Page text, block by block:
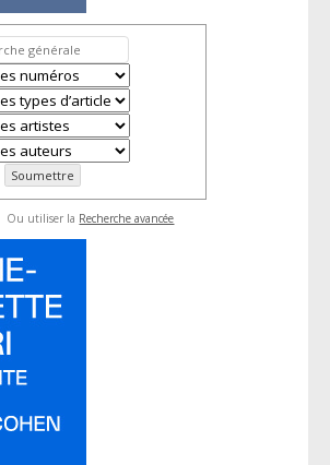
Ou utiliser la Recherche avancée